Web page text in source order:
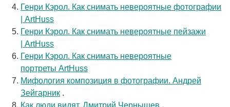
Генри Кэрол. Как снимать невероятные фотографии
| ArtHuss
Генри Кэрол. Как снимать невероятные пейзажи
| ArtHuss
Генри Кэрол. Как снимать невероятные
портреты ArtHuss
Мифология композиция в фотографии. Андрей
Зейгарник .
Как люди видят. Дмитрий Чернышев .